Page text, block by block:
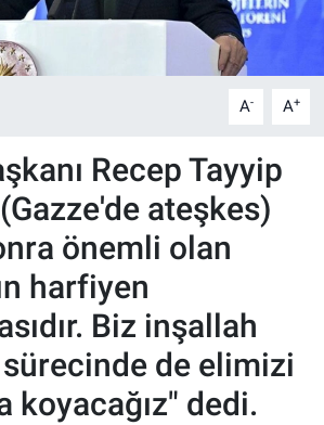
A- A+
Recep Tayyip
ateşkes)
önemli olan
harfiyen
Biz inşallah
de elimizi
koyacağız" dedi.